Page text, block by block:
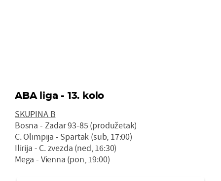
ABA liga - 13. kolo
SKUPINA B
Bosna - Zadar 93-85 (produžetak)
C. Olimpija - Spartak (sub, 17:00)
Ilirija - C. zvezda (ned, 16:30)
Mega - Vienna (pon, 19:00)